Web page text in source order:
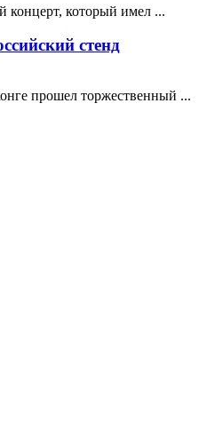
концерт, который имел ...
стенд
прошел торжественный ...